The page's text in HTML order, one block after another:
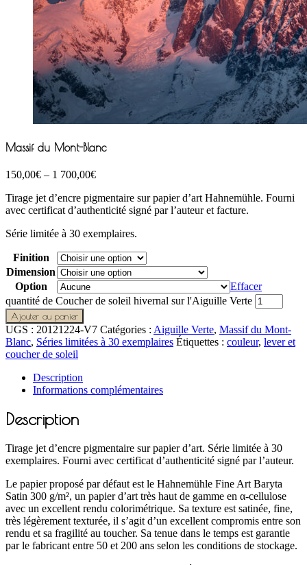
Massif du Mont-Blanc
150,00€ – 1 700,00€
Tirage jet d’encre pigmentaire sur papier d’art Hahnemühle. Fourni
avec certificat d’authenticité signé par l’auteur et facture.
Série limitée à 30 exemplaires.
Finition
Dimension
Option
Effacer
quantité de Coucher de soleil hivernal sur l'Aiguille Verte
Ajouter au panier
UGS : 20121224-V7 Catégories : Aiguille Verte, Massif du Mont-
Blanc, Séries limitées à 30 exemplaires Étiquettes : couleur, lever et
coucher de soleil
Description
Informations complémentaires
Description
Tirage jet d’encre pigmentaire sur papier d’art. Série limitée à 30
exemplaires. Fourni avec certificat d’authenticité signé par l’auteur.
Le papier proposé par défaut est le Hahnemühle Fine Art Baryta
Satin 300 g/m², un papier d’art très haut de gamme en α-cellulose
avec un excellent rendu colorimétrique. Sa texture est satinée, fine,
très légèrement texturée, il s’agit d’un excellent compromis entre son
rendu et sa fragilité au toucher. Sa tenue dans le temps est garantie
par le fabricant entre 50 et 200 ans selon les conditions de stockage.